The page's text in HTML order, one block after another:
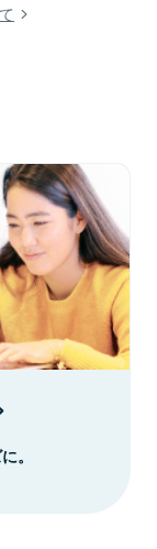
。